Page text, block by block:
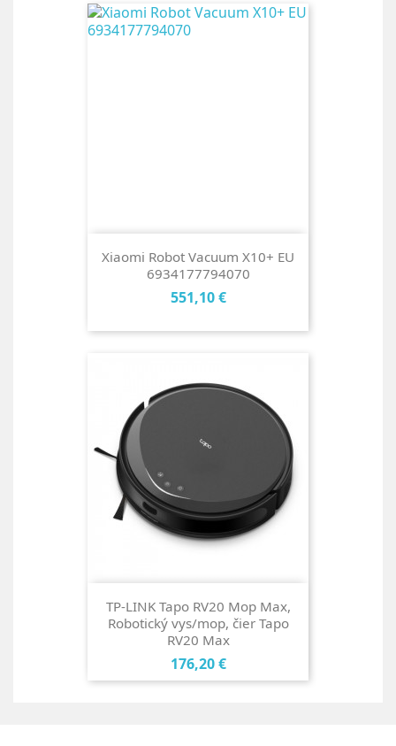
Xiaomi Robot Vacuum X10+ EU
6934177794070
Cena
551,10 €
TP-LINK Tapo RV20 Mop Max,
Robotický vys/mop, čier Tapo
RV20 Max
Cena
176,20 €